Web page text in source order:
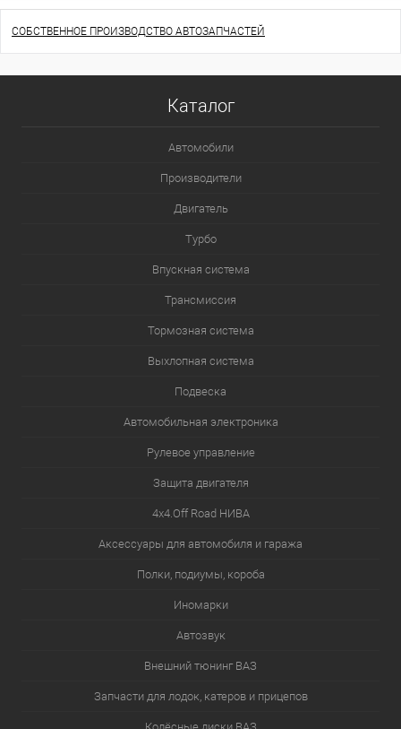
СОБСТВЕННОЕ ПРОИЗВОДСТВО АВТОЗАПЧАСТЕЙ
Каталог
Автомобили
Производители
Двигатель
Турбо
Впускная система
Трансмиссия
Тормозная система
Выхлопная система
Подвеска
Автомобильная электроника
Рулевое управление
Защита двигателя
4х4.Off Road НИВА
Аксессуары для автомобиля и гаража
Полки, подиумы, короба
Иномарки
Автозвук
Внешний тюнинг ВАЗ
Запчасти для лодок, катеров и прицепов